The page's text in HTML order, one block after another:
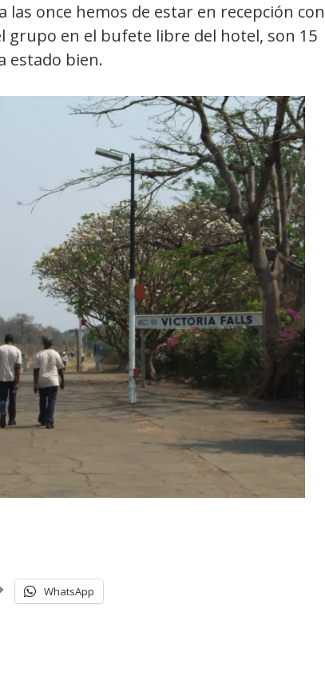
once hemos de estar en recepción con
grupo en el bufete libre del hotel, son 15
estado bien.
WhatsApp